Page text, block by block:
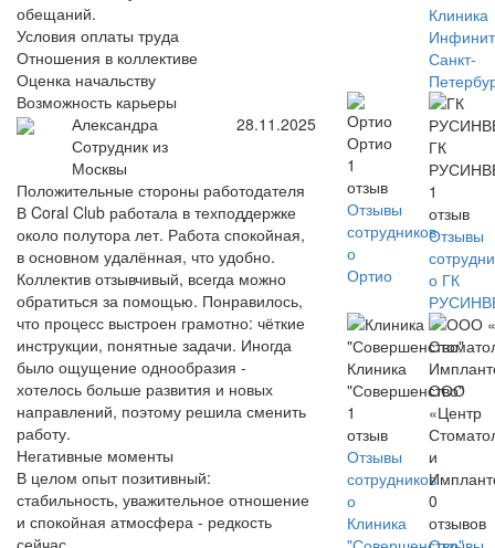
обещаний.
Условия оплаты труда
Отношения в коллективе
Оценка начальству
Возможность карьеры
Александра
Сотрудник из
Москвы
28.11.2025
Положительные стороны работодателя
В Coral Club работала в техподдержке
около полутора лет. Работа спокойная,
в основном удалённая, что удобно.
Коллектив отзывчивый, всегда можно
обратиться за помощью. Понравилось,
что процесс выстроен грамотно: чёткие
инструкции, понятные задачи. Иногда
было ощущение однообразия -
хотелось больше развития и новых
направлений, поэтому решила сменить
работу.
Негативные моменты
В целом опыт позитивный:
стабильность, уважительное отношение
и спокойная атмосфера - редкость
сейчас.
Клиника
Санкт-
Ортио
1
отзыв
Отзывы
сотрудников
о
Ортио
ГК
1
отзыв
Отзывы
о ГК
Клиника
"Совершенство"
1
отзыв
Отзывы
сотрудников
о
Клиника
ООО
«Центр
и
0
отзывов